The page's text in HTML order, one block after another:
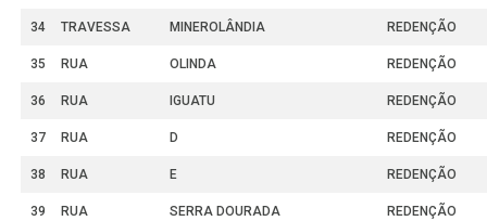
34 TRAVESSA MINEROLÂNDIA REDENÇÃO
35 RUA OLINDA REDENÇÃO
36 RUA IGUATU REDENÇÃO
37 RUA D REDENÇÃO
38 RUA E REDENÇÃO
39 RUA SERRA DOURADA REDENÇÃO